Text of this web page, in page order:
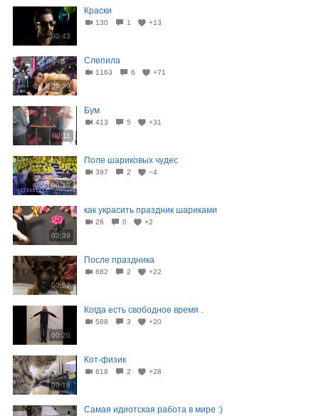
00:43
Краски
130 1 +13
00:59
Слепила
1163 6 +71
00:11
Бум
413 5 +31
00:13
Поле шариковых чудес
397 2 −4
03:39
как украсить праздник шариками
26 0 +2
00:07
После праздника
682 2 +22
00:20
Когда есть свободное время .
588 3 +20
00:18
Кот-физик
618 2 +28
Самая идиотская работа в мире :)